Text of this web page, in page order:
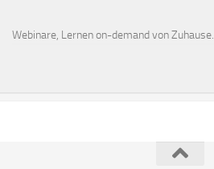
Webinare, Lernen on-demand von Zuhause.